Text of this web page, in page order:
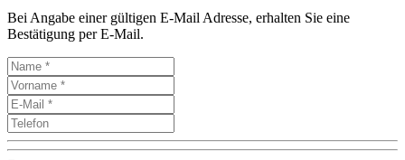
Bei Angabe einer gültigen E-Mail Adresse, erhalten Sie eine
Bestätigung per E-Mail.